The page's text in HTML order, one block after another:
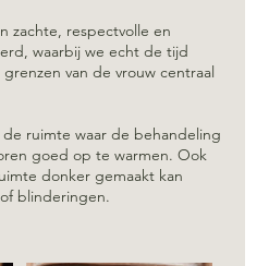
zachte, respectvolle en
waarbij we echt de tijd
van de vrouw centraal
ruimte waar de behandeling
goed op te warmen. Ook
donker gemaakt kan
blinderingen.